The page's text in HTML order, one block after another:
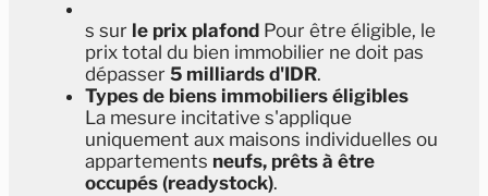
s sur le prix plafond Pour être éligible, le
prix total du bien immobilier ne doit pas
dépasser 5 milliards d'IDR.
Types de biens immobiliers éligibles
La mesure incitative s'applique
uniquement aux maisons individuelles ou
appartements neufs, prêts à être
occupés (readystock).